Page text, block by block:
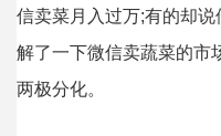
信卖菜月入过万;有的却
解了一下微信卖蔬菜的市
两极分化。